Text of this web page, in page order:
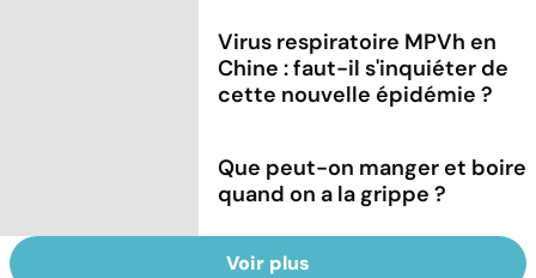
Virus respiratoire MPVh en
Chine : faut-il s'inquiéter de
cette nouvelle épidémie ?
Que peut-on manger et boire
quand on a la grippe ?
Voir plus